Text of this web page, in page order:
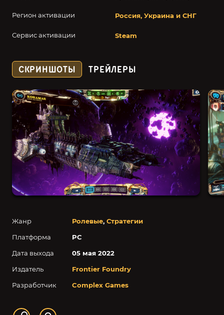
Регион активации Россия, Украина и СНГ
Сервис активации Steam
Жанр Ролевые, Стратегии
Платформа
PC
Дата выхода
05 мая 2022
Издатель
Frontier Foundry
Разработчик
Complex Games
СКРИНШОТЫ ТРЕЙЛЕРЫ